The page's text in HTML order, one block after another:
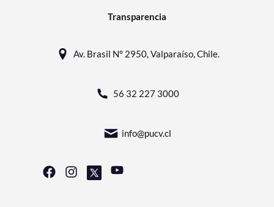
Transparencia
Av. Brasil N° 2950, Valparaíso, Chile.
56 32 227 3000
info@pucv.cl